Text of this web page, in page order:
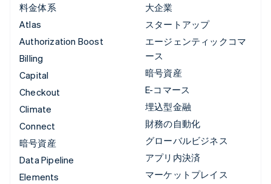
料金体系
Atlas
Authorization Boost
Billing
Capital
Checkout
Climate
Connect
暗号資産
Data Pipeline
Elements
大企業
スタートアップ
エージェンティックコマ
ース
暗号資産
E-コマース
埋込型金融
財務の自動化
グローバルビジネス
アプリ内決済
マーケットプレイス